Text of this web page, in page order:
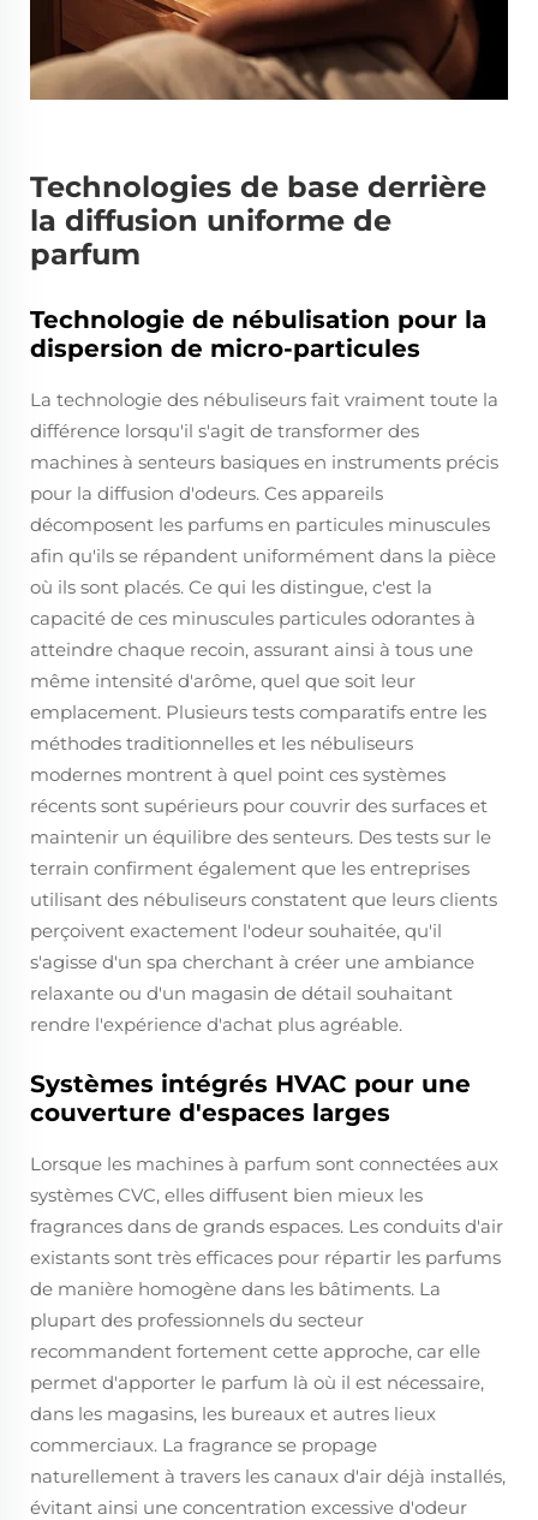
Technologies de base derrière
la diffusion uniforme de
parfum
Technologie de nébulisation pour la
dispersion de micro-particules
La technologie des nébuliseurs fait vraiment toute la
différence lorsqu'il s'agit de transformer des
machines à senteurs basiques en instruments précis
pour la diffusion d'odeurs. Ces appareils
décomposent les parfums en particules minuscules
afin qu'ils se répandent uniformément dans la pièce
où ils sont placés. Ce qui les distingue, c'est la
capacité de ces minuscules particules odorantes à
atteindre chaque recoin, assurant ainsi à tous une
même intensité d'arôme, quel que soit leur
emplacement. Plusieurs tests comparatifs entre les
méthodes traditionnelles et les nébuliseurs
modernes montrent à quel point ces systèmes
récents sont supérieurs pour couvrir des surfaces et
maintenir un équilibre des senteurs. Des tests sur le
terrain confirment également que les entreprises
utilisant des nébuliseurs constatent que leurs clients
perçoivent exactement l'odeur souhaitée, qu'il
s'agisse d'un spa cherchant à créer une ambiance
relaxante ou d'un magasin de détail souhaitant
rendre l'expérience d'achat plus agréable.
Systèmes intégrés HVAC pour une
couverture d'espaces larges
Lorsque les machines à parfum sont connectées aux
systèmes CVC, elles diffusent bien mieux les
fragrances dans de grands espaces. Les conduits d'air
existants sont très efficaces pour répartir les parfums
de manière homogène dans les bâtiments. La
plupart des professionnels du secteur
recommandent fortement cette approche, car elle
permet d'apporter le parfum là où il est nécessaire,
dans les magasins, les bureaux et autres lieux
commerciaux. La fragrance se propage
naturellement à travers les canaux d'air déjà installés,
évitant ainsi une concentration excessive d'odeur